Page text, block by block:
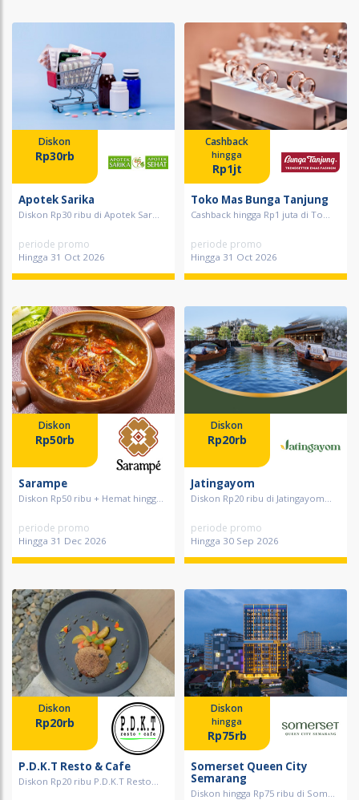
Diskon
Rp30rb
Apotek Sarika
Diskon Rp30 ribu di Apotek Sar...
periode promo
Hingga 31 Oct 2026
Cashback
hingga
Rp1jt
Toko Mas Bunga Tanjung
Cashback hingga Rp1 juta di To...
periode promo
Hingga 31 Oct 2026
Diskon
Rp50rb
Sarampe
Diskon Rp50 ribu + Hemat hingg...
periode promo
Hingga 31 Dec 2026
Diskon
Rp20rb
Jatingayom
Diskon Rp20 ribu di Jatingayom...
periode promo
Hingga 30 Sep 2026
Diskon
Rp20rb
P.D.K.T Resto & Cafe
Diskon Rp20 ribu P.D.K.T Resto...
Diskon
hingga
Rp75rb
Somerset Queen City
Semarang
Diskon hingga Rp75 ribu di Som...